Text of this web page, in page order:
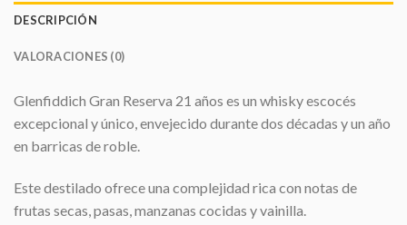
DESCRIPCIÓN
VALORACIONES (0)
Glenfiddich Gran Reserva 21 años es un whisky escocés
excepcional y único, envejecido durante dos décadas y un año
en barricas de roble.
Este destilado ofrece una complejidad rica con notas de
frutas secas, pasas, manzanas cocidas y vainilla.